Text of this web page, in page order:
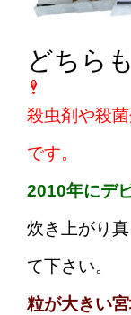
どちらも
殺虫剤や殺
です。
2010年にデ
炊き上がり
て下さい。
粒が大きい